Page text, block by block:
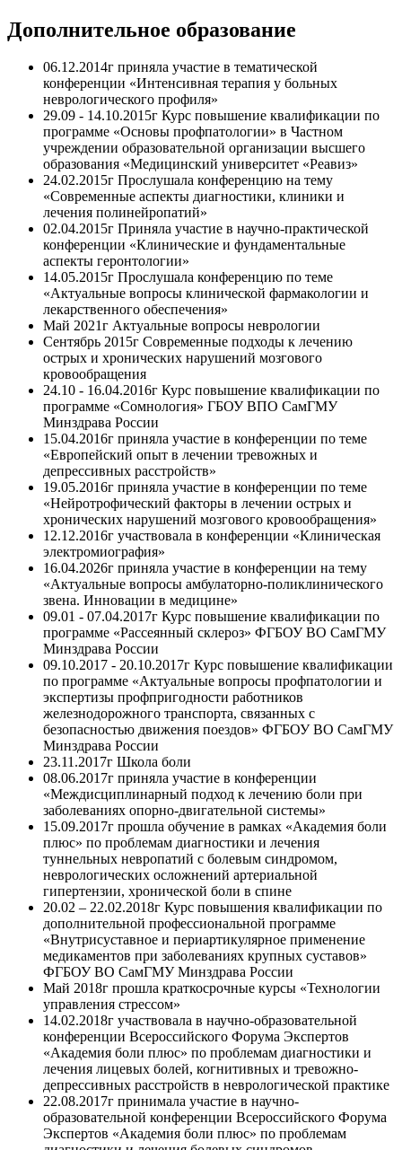
Дополнительное образование
06.12.2014г приняла участие в тематической
конференции «Интенсивная терапия у больных
неврологического профиля»
29.09 - 14.10.2015г Курс повышение квалификации по
программе «Основы профпатологии» в Частном
учреждении образовательной организации высшего
образования «Медицинский университет «Реавиз»
24.02.2015г Прослушала конференцию на тему
«Современные аспекты диагностики, клиники и
лечения полинейропатий»
02.04.2015г Приняла участие в научно-практической
конференции «Клинические и фундаментальные
аспекты геронтологии»
14.05.2015г Прослушала конференцию по теме
«Актуальные вопросы клинической фармакологии и
лекарственного обеспечения»
Май 2021г Актуальные вопросы неврологии
Сентябрь 2015г Современные подходы к лечению
острых и хронических нарушений мозгового
кровообращения
24.10 - 16.04.2016г Курс повышение квалификации по
программе «Сомнология» ГБОУ ВПО СамГМУ
Минздрава России
15.04.2016г приняла участие в конференции по теме
«Европейский опыт в лечении тревожных и
депрессивных расстройств»
19.05.2016г приняла участие в конференции по теме
«Нейротрофический факторы в лечении острых и
хронических нарушений мозгового кровообращения»
12.12.2016г участвовала в конференции «Клиническая
электромиография»
16.04.2026г приняла участие в конференции на тему
«Актуальные вопросы амбулаторно-поликлинического
звена. Инновации в медицине»
09.01 - 07.04.2017г Курс повышение квалификации по
программе «Рассеянный склероз» ФГБОУ ВО СамГМУ
Минздрава России
09.10.2017 - 20.10.2017г Курс повышение квалификации
по программе «Актуальные вопросы профпатологии и
экспертизы профпригодности работников
железнодорожного транспорта, связанных с
безопасностью движения поездов» ФГБОУ ВО СамГМУ
Минздрава России
23.11.2017г Школа боли
08.06.2017г приняла участие в конференции
«Междисциплинарный подход к лечению боли при
заболеваниях опорно-двигательной системы»
15.09.2017г прошла обучение в рамках «Академия боли
плюс» по проблемам диагностики и лечения
туннельных невропатий с болевым синдромом,
неврологических осложнений артериальной
гипертензии, хронической боли в спине
20.02 – 22.02.2018г Курс повышения квалификации по
дополнительной профессиональной программе
«Внутрисуставное и периартикулярное применение
медикаментов при заболеваниях крупных суставов»
ФГБОУ ВО СамГМУ Минздрава России
Май 2018г прошла краткосрочные курсы «Технологии
управления стрессом»
14.02.2018г участвовала в научно-образовательной
конференции Всероссийского Форума Экспертов
«Академия боли плюс» по проблемам диагностики и
лечения лицевых болей, когнитивных и тревожно-
депрессивных расстройств в неврологической практике
22.08.2017г принимала участие в научно-
образовательной конференции Всероссийского Форума
Экспертов «Академия боли плюс» по проблемам